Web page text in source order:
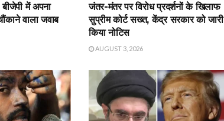
बीजेपी में अपना
वाला जवाब
जंतर-मंतर पर विरोध प्रदर्शनों के खिलाफ
सुप्रीम कोर्ट सख्त, केंद्र सरकार को जारी
किया नोटिस
AUGUST 3, 2026